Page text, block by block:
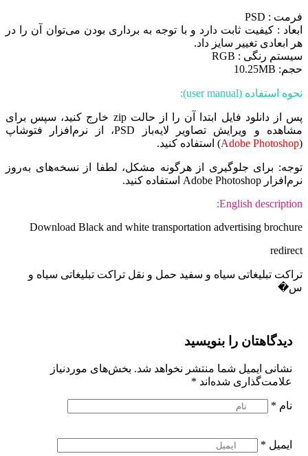
فرمت : PSD
ابعاد : کیفیت ثابت دارد و با توجه به برداری بودن می‌توان آن را در
هر ابعادی تغییر سایز داد.
سیستم رنگی : RGB
حجم: 10.25MB
نحوه استفاده (user manual):
پس از دانلود فایل ابتدا آن را از حالت zip خارج کنید، سپس برای
مشاهده و ویرایش تصاویر لایه‌باز PSD، از نرم‌افزار فتوشاپ
(
Adobe Photoshop) استفاده کنید.
توجه: برای جلوگیری از هرگونه مشکل، لطفا از نسخه‌های به‌روز
نرم‌افزار Adobe Photoshop استفاده کنید.
English description:
Download Black and white transportation advertising brochure
redirect
تراکت تبلیغاتی سیاه و سفید حمل و نقل تراکت تبلیغاتی سیاه و
س�
دیدگاهتان را بنویسید
نشانی ایمیل شما منتشر نخواهد شد. بخش‌های موردنیاز
علامت‌گذاری شده‌اند *
نام *
ایمیل *